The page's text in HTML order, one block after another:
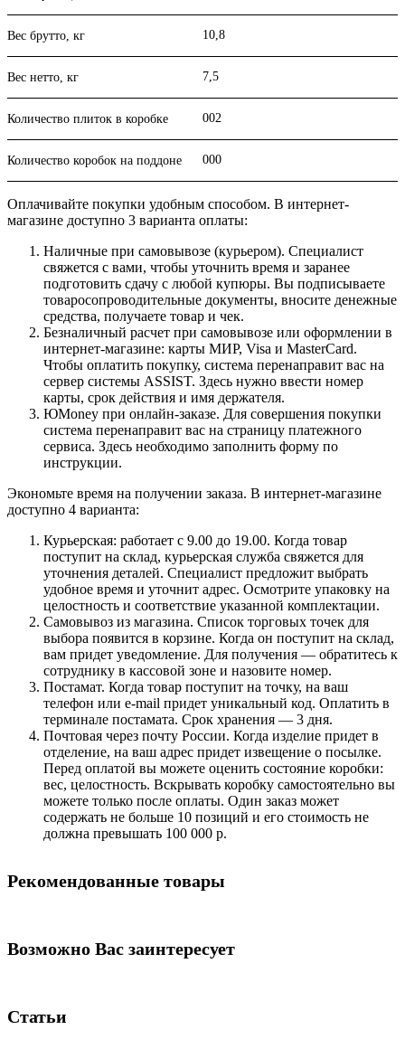
Вес брутто, кг 10,8
Вес нетто, кг 7,5
Количество плиток в коробке 002
Количество коробок на поддоне 000
Оплачивайте покупки удобным способом. В интернет-
магазине доступно 3 варианта оплаты:
Наличные при самовывозе (курьером). Специалист
свяжется с вами, чтобы уточнить время и заранее
подготовить сдачу с любой купюры. Вы подписываете
товаросопроводительные документы, вносите денежные
средства, получаете товар и чек.
Безналичный расчет при самовывозе или оформлении в
интернет-магазине: карты МИР, Visa и MasterCard.
Чтобы оплатить покупку, система перенаправит вас на
сервер системы ASSIST. Здесь нужно ввести номер
карты, срок действия и имя держателя.
ЮMoney при онлайн-заказе. Для совершения покупки
система перенаправит вас на страницу платежного
сервиса. Здесь необходимо заполнить форму по
инструкции.
Экономьте время на получении заказа. В интернет-магазине
доступно 4 варианта:
Курьерская: работает с 9.00 до 19.00. Когда товар
поступит на склад, курьерская служба свяжется для
уточнения деталей. Специалист предложит выбрать
удобное время и уточнит адрес. Осмотрите упаковку на
целостность и соответствие указанной комплектации.
Самовывоз из магазина. Список торговых точек для
выбора появится в корзине. Когда он поступит на склад,
вам придет уведомление. Для получения — обратитесь к
сотруднику в кассовой зоне и назовите номер.
Постамат. Когда товар поступит на точку, на ваш
телефон или e-mail придет уникальный код. Оплатить в
терминале постамата. Срок хранения — 3 дня.
Почтовая через почту России. Когда изделие придет в
отделение, на ваш адрес придет извещение о посылке.
Перед оплатой вы можете оценить состояние коробки:
вес, целостность. Вскрывать коробку самостоятельно вы
можете только после оплаты. Один заказ может
содержать не больше 10 позиций и его стоимость не
должна превышать 100 000 р.
Рекомендованные товары
Возможно Вас заинтересует
Статьи